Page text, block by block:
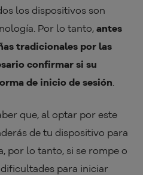
los dispositivos son
Por lo tanto, antes
tradicionales por las
confirmar si su
de inicio de sesión
que, al optar por este
de tu dispositivo para
por lo tanto, si se rompe o
para iniciar